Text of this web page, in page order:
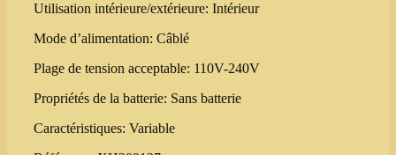
Utilisation intérieure/extérieure: Intérieur
Mode d’alimentation: Câblé
Plage de tension acceptable: 110V-240V
Propriétés de la batterie: Sans batterie
Caractéristiques: Variable